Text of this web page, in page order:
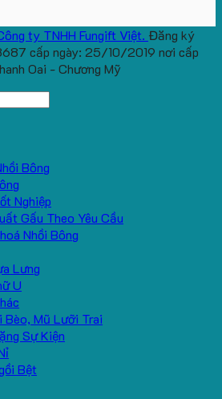
ty TNHH Fungift Việt. Đăng ký
cấp ngày: 25/10/2019 nơi cấp
Oai - Chương Mỹ
Bông
Nghiệp
Gấu Theo Yêu Cầu
Nhồi Bông
Lưng
U
Bèo, Mũ Lưỡi Trai
Sự Kiện
Bệt